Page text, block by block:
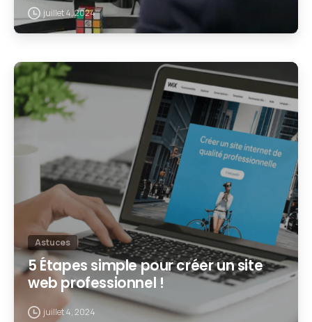
juillet 4, 2024
2
Astuces
5 Étapes simple pour créer un site
web professionnel !
juillet 4, 2024